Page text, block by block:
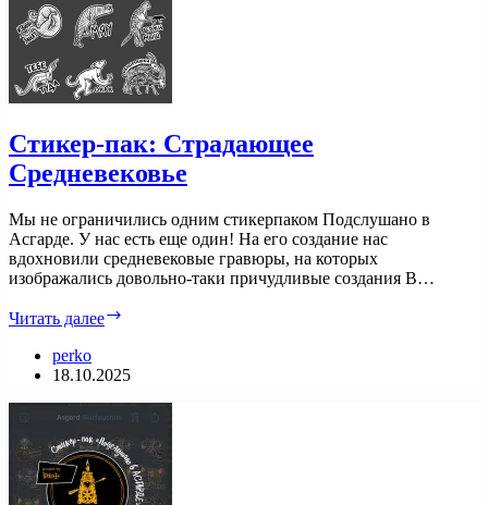
Стикер-пак: Страдающее
Средневековье
Мы не ограничились одним стикерпаком Подслушано в
Асгарде. У нас есть еще один! На его создание нас
вдохновили средневековые гравюры, на которых
изображались довольно-таки причудливые создания В…
Читать далее
Средневековье
perko
18.10.2025